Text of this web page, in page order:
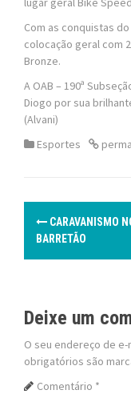
Com as conquistas
colocação geral com
Bronze.
A OAB – 190ª
Diogo por sua
(Alvani)
Esportes
P
t
n
a
CARAVANISMO
BARRETÃO
Deixe um
O seu endereço de
obrigatórios são
Comentário *